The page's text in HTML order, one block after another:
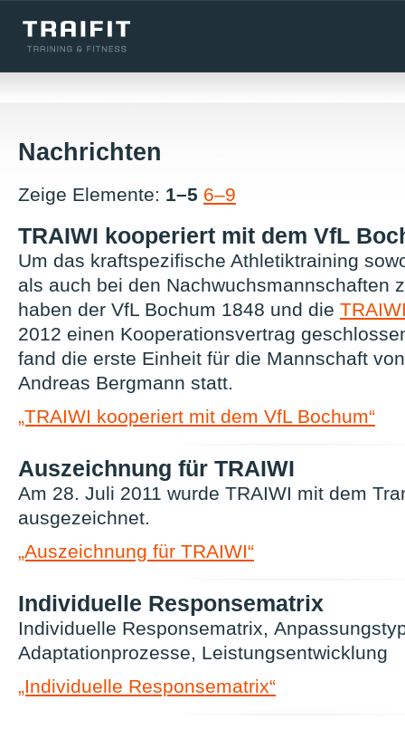
Nachrichten
Zeige Elemente: 1–5 6–9
TRAIWI kooperiert mit dem VfL
Um das kraftspezifische Athletiktraining
als auch bei den Nachwuchsmannschaften
haben der VfL Bochum 1848 und die
2012 einen Kooperationsvertrag
fand die erste Einheit für die Mannschaft
Andreas Bergmann statt.
„TRAIWI kooperiert mit dem VfL Bochum“
Auszeichnung für TRAIWI
Am 28. Juli 2011 wurde TRAIWI mit dem
ausgezeichnet.
„Auszeichnung für TRAIWI“
Individuelle Responsematrix
Individuelle Responsematrix,
Adaptationprozesse, Leistungsentwicklung
„Individuelle Responsematrix“